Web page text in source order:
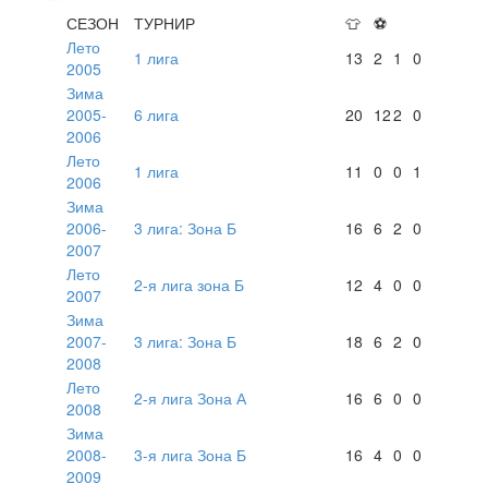
СЕЗОН
ТУРНИР 👕 ⚽
Лето
2005
1 лига 13 2 1
0
Зима
2005-
2006
6 лига 20 122 0
Лето
2006
1 лига 11 0 0 1
Зима
2006-
2007
3 лига: Зона Б 16 6 2 0
Лето
2007
2-я лига зона Б 12 4 0 0
Зима
2007-
2008
3 лига: Зона Б 18 6 2 0
Лето
2008
2-я лига Зона А 16 6 0 0
Зима
2008-
2009
3-я лига Зона Б 16 4 0 0